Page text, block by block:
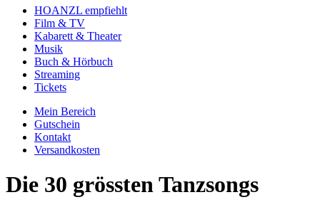
HOANZL empfiehlt
Film & TV
Kabarett & Theater
Musik
Buch & Hörbuch
Streaming
Tickets
Mein Bereich
Gutschein
Kontakt
Versandkosten
Die 30 grössten Tanzsongs